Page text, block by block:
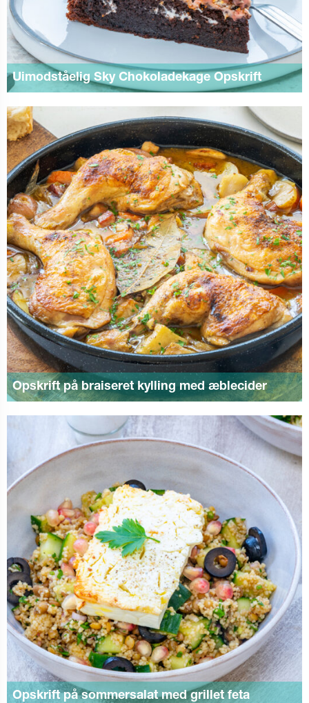
Uimodståelig Sky Chokoladekage Opskrift
Opskrift på braiseret kylling med æblecider
Opskrift på sommersalat med grillet feta